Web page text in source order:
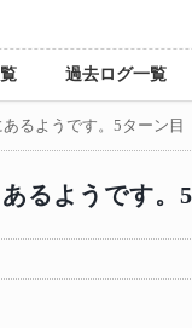
過去ログ一覧
るようです。5ターン目
るようです。